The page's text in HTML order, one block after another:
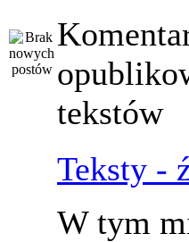
tekstów
Teksty -
W tym